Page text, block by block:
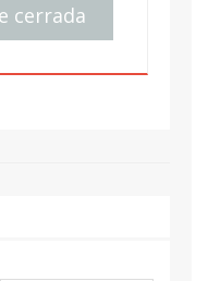
cerrada